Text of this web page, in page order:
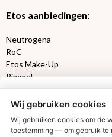
Etos aanbiedingen:
Neutrogena
RoC
Etos Make-Up
Rimmel
Max Factor
Etos aanbiedingen:
Wij gebruiken cookies
Wij gebruiken cookies om de
toestemming — om gebruik te